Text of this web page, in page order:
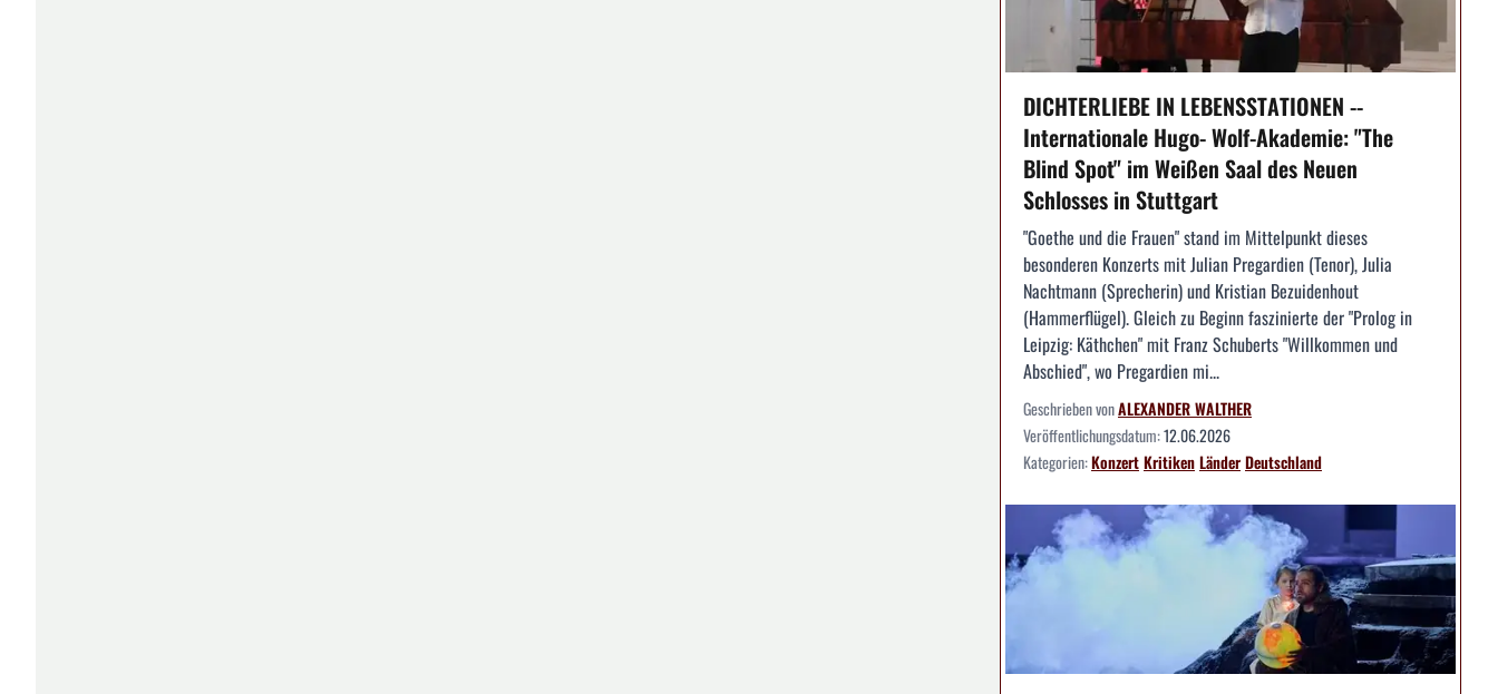
DICHTERLIEBE IN LEBENSSTATIONEN --
Internationale Hugo- Wolf-Akademie: "The
Blind Spot" im Weißen Saal des Neuen
Schlosses in Stuttgart
"Goethe und die Frauen" stand im Mittelpunkt dieses
besonderen Konzerts mit Julian Pregardien (Tenor), Julia
Nachtmann (Sprecherin) und Kristian Bezuidenhout
(Hammerflügel). Gleich zu Beginn faszinierte der "Prolog in
Leipzig: Käthchen" mit Franz Schuberts "Willkommen und
Abschied", wo Pregardien mi...
Geschrieben vonALEXANDER WALTHER
Veröffentlichungsdatum:12.06.2026
Kategorien:KonzertKritikenLänderDeutschland